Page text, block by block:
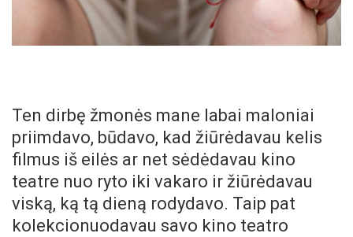
Ten dirbę žmonės mane labai maloniai
priimdavo, būdavo, kad žiūrėdavau kelis
filmus iš eilės ar net sėdėdavau kino
teatre nuo ryto iki vakaro ir žiūrėdavau
viską, ką tą dieną rodydavo. Taip pat
kolekcionuodavau savo kino teatro